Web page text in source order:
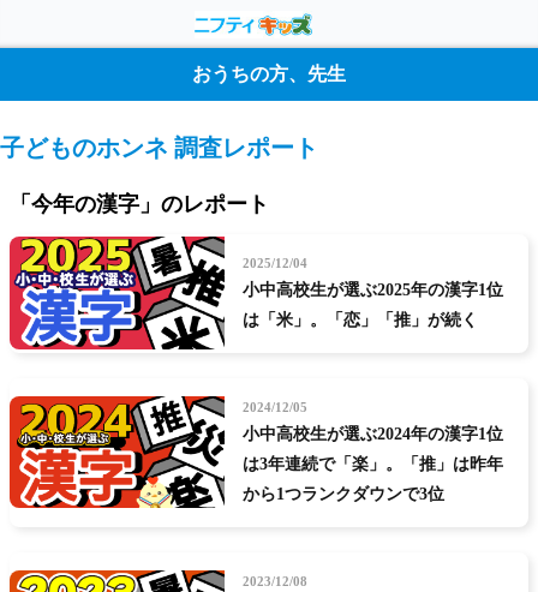
おうちの方、先生
子どものホンネ 調査レポート
「今年の漢字」のレポート
小中高校生が選ぶ2025年の漢字1位
は「米」。「恋」「推」が続く
2025/12/04
小中高校生が選ぶ2024年の漢字1位
は3年連続で「楽」。「推」は昨年
から1つランクダウンで3位
2024/12/05
2023/12/08